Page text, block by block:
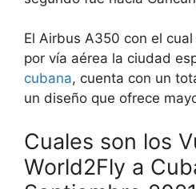
El Airbus A350 con el
por vía aérea la ciudad
cubana, cuenta con un
un diseño que ofrece
Cuales son los
World2Fly a